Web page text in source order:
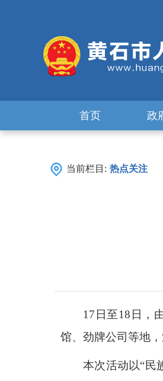
首页 政
当前栏目: 热点关注
17日至18日，
馆、劲牌公司等地
本次活动以“民